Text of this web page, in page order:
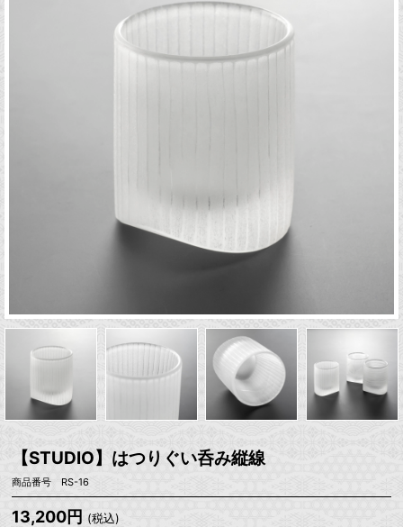
【STUDIO】はつりぐい呑み縦線
商品番号 RS-16
13,200円 (税込)